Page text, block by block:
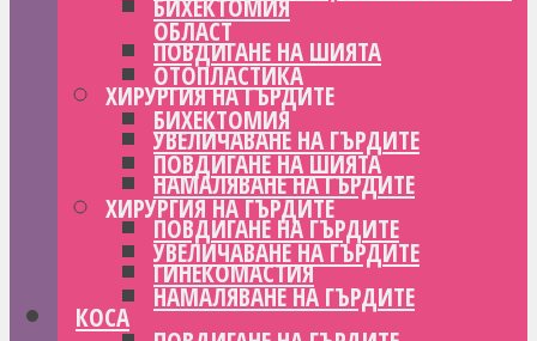
БИХЕКТОМИЯ
ПОВДИГАНЕ НА ШИЯТА
ХИРУРГИЯ НА ГЪРДИТЕ
УВЕЛИЧАВАНЕ НА ГЪРДИТЕ
НАМАЛЯВАНЕ НА ГЪРДИТЕ
ПОВДИГАНЕ НА ГЪРДИТЕ
ГИНЕКОМАСТИЯ
КОСА
ОБЛАСТ
ОТОПЛАСТИКА
БИХЕКТОМИЯ
ПОВДИГАНЕ НА ШИЯТА
ХИРУРГИЯ НА ГЪРДИТЕ
УВЕЛИЧАВАНЕ НА ГЪРДИТЕ
НАМАЛЯВАНЕ НА ГЪРДИТЕ